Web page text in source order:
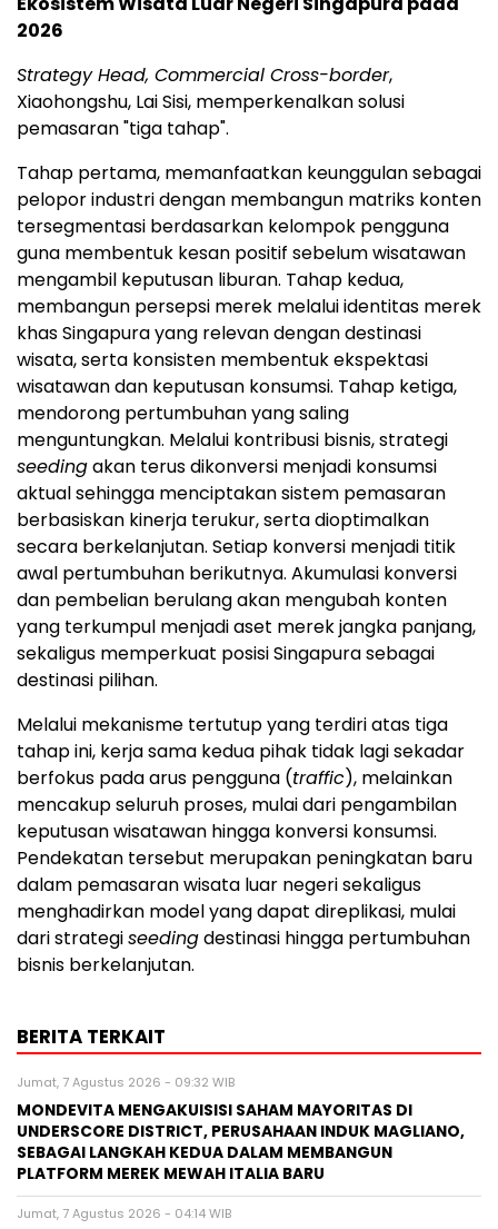
2026
Strategy Head, Commercial Cross-border,
Xiaohongshu, Lai Sisi, memperkenalkan solusi
pemasaran "tiga tahap".
Tahap pertama, memanfaatkan keunggulan sebagai
pelopor industri dengan membangun matriks konten
tersegmentasi berdasarkan kelompok pengguna
guna membentuk kesan positif sebelum wisatawan
mengambil keputusan liburan. Tahap kedua,
membangun persepsi merek melalui identitas merek
khas Singapura yang relevan dengan destinasi
wisata, serta konsisten membentuk ekspektasi
wisatawan dan keputusan konsumsi. Tahap ketiga,
mendorong pertumbuhan yang saling
menguntungkan. Melalui kontribusi bisnis, strategi
seedingakan terus dikonversi menjadi konsumsi
aktual sehingga menciptakan sistem pemasaran
berbasiskan kinerja terukur, serta dioptimalkan
secara berkelanjutan. Setiap konversi menjadi titik
awal pertumbuhan berikutnya. Akumulasi konversi
dan pembelian berulang akan mengubah konten
yang terkumpul menjadi aset merek jangka panjang,
sekaligus memperkuat posisi Singapura sebagai
destinasi pilihan.
Melalui mekanisme tertutup yang terdiri atas tiga
tahap ini, kerja sama kedua pihak tidak lagi sekadar
berfokus pada arus pengguna (traffic), melainkan
mencakup seluruh proses, mulai dari pengambilan
keputusan wisatawan hingga konversi konsumsi.
Pendekatan tersebut merupakan peningkatan baru
dalam pemasaran wisata luar negeri sekaligus
menghadirkan model yang dapat direplikasi, mulai
dari strategiseedingdestinasi hingga pertumbuhan
bisnis berkelanjutan.
BERITA TERKAIT
Jumat, 7 Agustus 2026 - 09:32 WIB
MONDEVITA MENGAKUISISI SAHAM MAYORITAS DI
UNDERSCORE DISTRICT, PERUSAHAAN INDUK MAGLIANO,
SEBAGAI LANGKAH KEDUA DALAM MEMBANGUN
PLATFORM MEREK MEWAH ITALIA BARU
Jumat, 7 Agustus 2026 - 04:14 WIB